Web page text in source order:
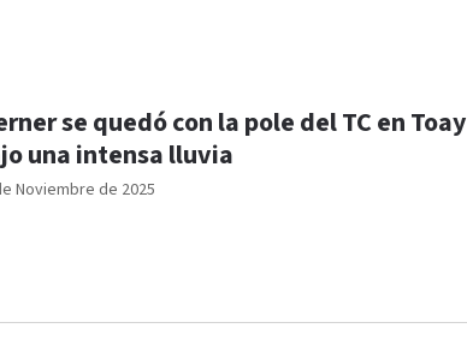
Noviembre de 2025
se quedó con la pole del TC en Toay
una intensa lluvia